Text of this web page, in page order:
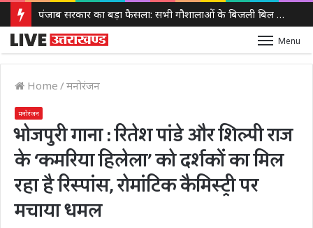
पंजाब सरकार का बड़ा फैसला: सभी गौशालाओं के बिजली बिल होंगे माफ, 152 नई गौशालाओं को मिलेगा लाभ
Menu
Home /मनोरंजन
मनोरंजन
भोजपुरी गाना : रितेश पांडे और शिल्पी राज
के ‘कमरिया हिलेला’ को दर्शकों का मिल
रहा है रिस्पांस, रोमांटिक कैमिस्ट्री पर
मचाया धमल